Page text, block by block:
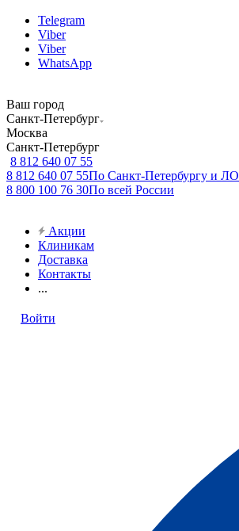
Telegram
Viber
Viber
WhatsApp
Ваш город
Санкт-Петербург
Москва
Санкт-Петербург
8 812 640 07 55
8 812 640 07 55По Санкт-Петербургу и ЛО
8 800 100 76 30По всей России
Акции
Клиникам
Доставка
Контакты
...
Войти